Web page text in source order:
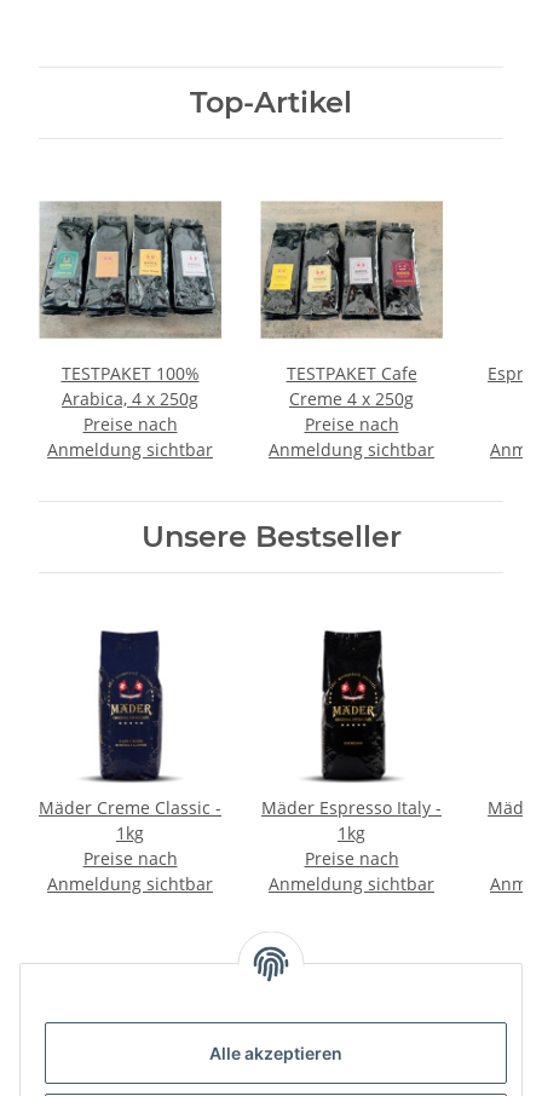
Alle akzeptieren
Top-Artikel
TESTPAKET 100%
Arabica, 4 x 250g
Preise nach
Anmeldung sichtbar
TESTPAKET Cafe
Creme 4 x 250g
Preise nach
Anmeldung sichtbar
Unsere Bestseller
Mäder Creme Classic -
1kg
Preise nach
Anmeldung sichtbar
Mäder Espresso Italy -
1kg
Preise nach
Anmeldung sichtbar